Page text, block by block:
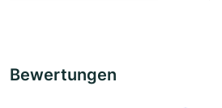
Bewertungen